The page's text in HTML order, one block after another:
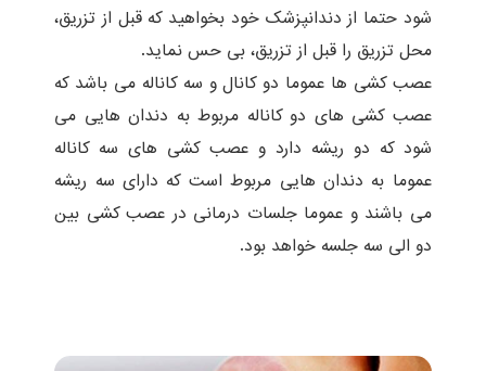
شود حتما از دندانپزشک خود بخواهید که قبل از تزریق،
محل تزریق را قبل از تزریق، بی حس نماید.
عصب کشی ها عموما دو کانال و سه کاناله می باشد که
عصب کشی های دو کاناله مربوط به دندان هایی می
شود که دو ریشه دارد و عصب کشی های سه کاناله
عموما به دندان هایی مربوط است که دارای سه ریشه
می باشند و عموما جلسات درمانی در عصب کشی بین
دو الی سه جلسه خواهد بود.